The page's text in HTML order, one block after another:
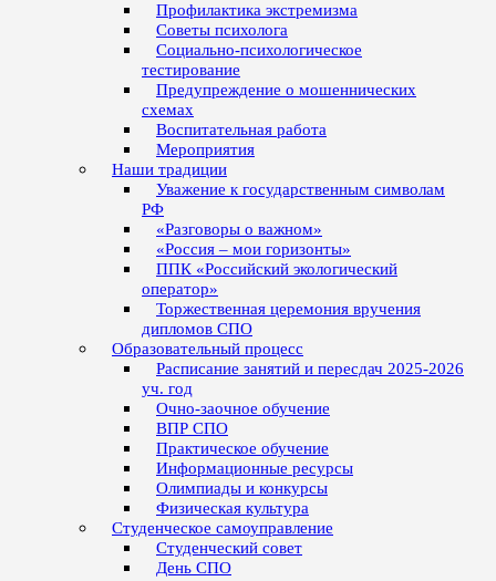
Профилактика экстремизма
Советы психолога
Социально-психологическое
тестирование
Предупреждение о мошеннических
схемах
Воспитательная работа
Мероприятия
Наши традиции
Уважение к государственным символам
РФ
«Разговоры о важном»
«Россия – мои горизонты»
ППК «Российский экологический
оператор»
Торжественная церемония вручения
дипломов СПО
Образовательный процесс
Расписание занятий и пересдач 2025-2026
уч. год
Очно-заочное обучение
ВПР СПО
Практическое обучение
Информационные ресурсы
Олимпиады и конкурсы
Физическая культура
Студенческое самоуправление
Студенческий совет
День СПО